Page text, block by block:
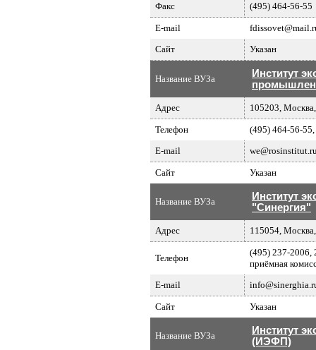
Факс
(495) 464-56-55
E-mail
Сайт
Указан
Название ВУЗа
Институт
Адрес 105203,
Телефон
(495) 464-56-
E-mail
Сайт Указан
Название ВУЗа
Институт
"Синергия"
Адрес 115054,
Телефон
(495) 237-2006,
приёмная
E-mail
Сайт Указан
Название ВУЗа
Институт
(ИЭФП)